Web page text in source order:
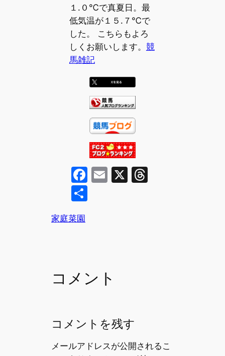
１.０℃で真夏日。最
低気温が１５.７℃で
した。 こちらもよろ
しくお願いします。 競
馬雑記
F
a
c
o
k
E X T
共
家庭菜園
コメント
コメントを残す
メールアドレスが公開されるこ